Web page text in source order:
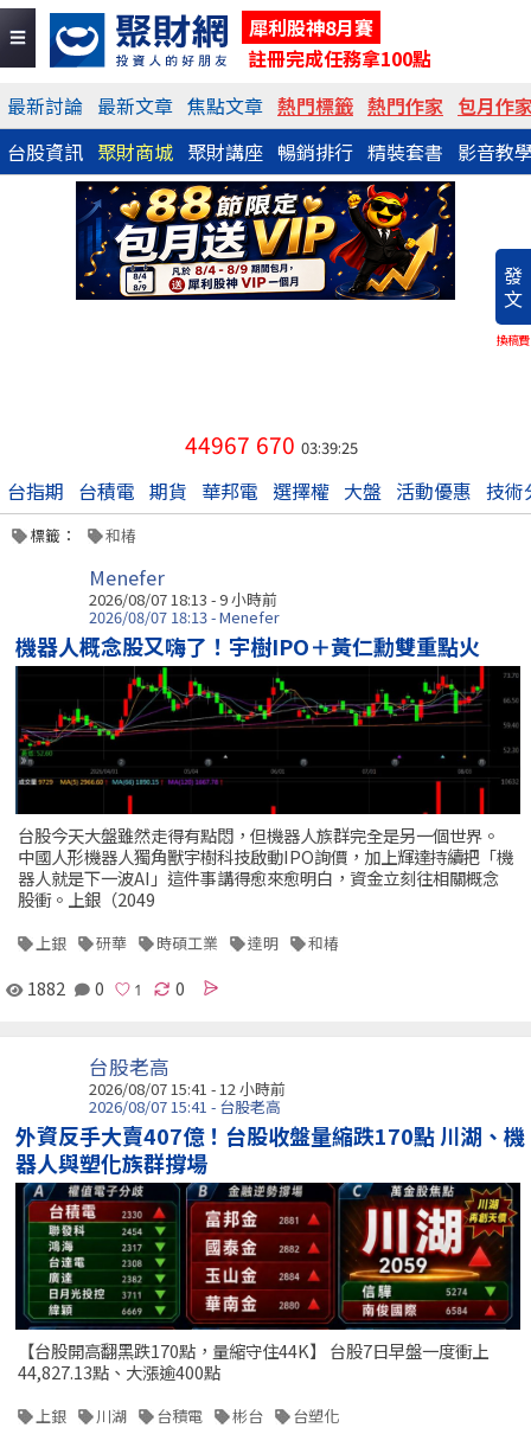
犀利股神8月賽
註冊完成任務拿100點
最新討論 最新文章 焦點文章 熱門標籤 熱門作家 包月作
台股資訊 聚財商城 聚財講座 暢銷排行 精裝套書 影音教
發
文
換稿費
44967 670 03:39:25
台指期 台積電 期貨 華邦電 選擇權 大盤 活動優惠 技術
標籤： 和椿
Menefer
2026/08/07 18:13 -9 小時前
2026/08/07 18:13 - Menefer
機器人概念股又嗨了！宇樹IPO＋黃仁勳雙重點火
台股今天大盤雖然走得有點悶，但機器人族群完全是另一個世界。
中國人形機器人獨角獸宇樹科技啟動IPO詢價，加上輝達持續把「機
器人就是下一波AI」這件事講得愈來愈明白，資金立刻往相關概念
股衝。上銀（2049
上銀 研華 時碩工業 達明 和椿
1882 0 0
台股老高
2026/08/07 15:41 - 12 小時前
2026/08/07 15:41 - 台股老高
外資反手大賣407億！台股收盤量縮跌170點 川湖、機
器人與塑化族群撐場
【台股開高翻黑跌170點，量縮守住44K】 台股7日早盤一度衝上
44,827.13點、大漲逾400點
上銀 川湖 台積電 彬台 台塑化